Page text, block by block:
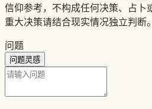
信仰参考，不构成任何决策、占卜
重大决策请结合现实情况独立判断。
问题
问题灵感